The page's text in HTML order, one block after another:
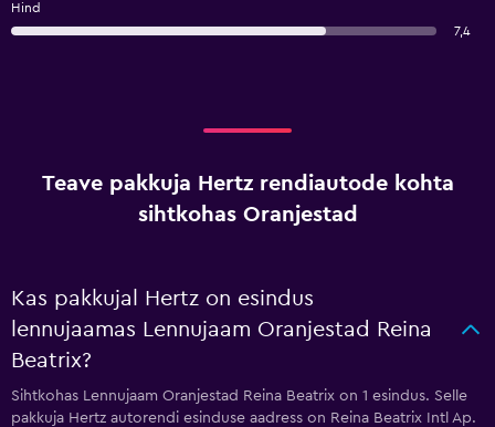
Hind
7,4
Teave pakkuja Hertz rendiautode kohta
sihtkohas Oranjestad
Kas pakkujal Hertz on esindus
lennujaamas Lennujaam Oranjestad Reina
Beatrix?
Sihtkohas Lennujaam Oranjestad Reina Beatrix on 1 esindus. Selle
pakkuja Hertz autorendi esinduse aadress on Reina Beatrix Intl Ap.